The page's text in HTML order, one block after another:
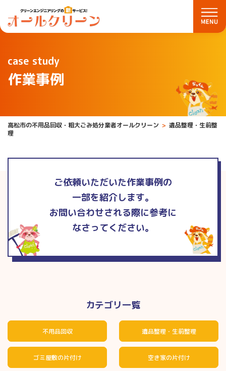
case study
作業事例
高松市の不用品回収・粗大ごみ処分業者オールクリーン
遺品整理・生前整
理
ご依頼いただいた作業事例の
一部を紹介します。
お問い合わせされる際に参考に
なさってください。
カテゴリ一覧
不用品回収 遺品整理・生前整理
ゴミ屋敷の片付け 空き家の片付け